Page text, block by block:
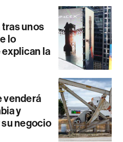
unos
lo
la
venderá
y
negocio